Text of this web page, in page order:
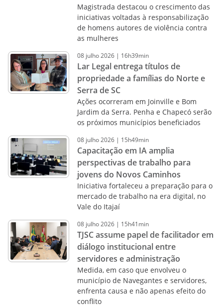
Magistrada destacou o crescimento das
iniciativas voltadas à responsabilização
de homens autores de violência contra
as mulheres
08 julho2026 | 16h39min
Lar Legal entrega títulos de
propriedade a famílias do Norte e
Serra de SC
Ações ocorreram em Joinville e Bom
Jardim da Serra. Penha e Chapecó serão
os próximos municípios beneficiados
08 julho2026 | 15h49min
Capacitação em IA amplia
perspectivas de trabalho para
jovens do Novos Caminhos
Iniciativa fortaleceu a preparação para o
mercado de trabalho na era digital, no
Vale do Itajaí
08 julho2026 | 15h41min
TJSC assume papel de facilitador em
diálogo institucional entre
servidores e administração
Medida, em caso que envolveu o
município de Navegantes e servidores,
enfrenta causa e não apenas efeito do
conflito